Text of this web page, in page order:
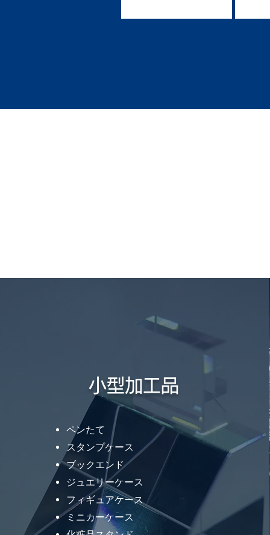
小型加工品
ペンたて
スタンプケース
ブックエンド
ジュエリーケース
フィギュアケース
ミニカーケース